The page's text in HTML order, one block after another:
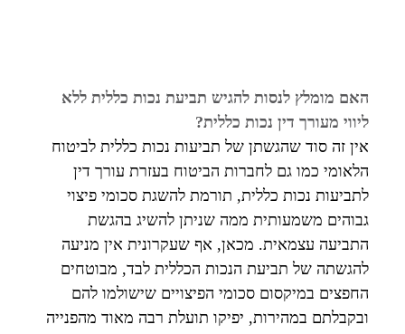
האם מומלץ לנסות להגיש תביעת נכות כללית ללא
ליווי מעורך דין נכות כללית?
אין זה סוד שהגשתן של תביעות נכות כללית לביטוח
הלאומי כמו גם לחברות הביטוח בעזרת עורך דין
לתביעות נכות כללית, תורמת להשגת סכומי פיצוי
גבוהים משמעותית ממה שניתן להשיג בהגשת
התביעה עצמאית. מכאן, אף שעקרונית אין מניעה
להגשתה של תביעת הנכות הכללית לבד, מבוטחים
החפצים במיקסום סכומי הפיצויים שישולמו להם
ובקבלתם במהירות, יפיקו תועלת רבה מאוד מהפנייה